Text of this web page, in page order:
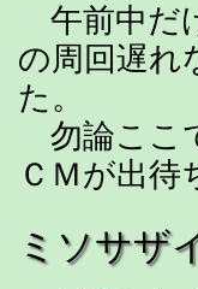
午前中だ
の周回遅れ
た。
勿論ここ
ＣＭが出
ミソサザ